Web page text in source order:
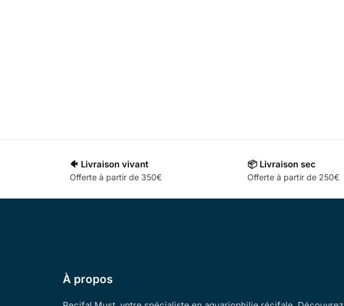
🐠 Livraison vivant
Offerte à partir de 350€
📦 Livraison sec
Offerte à partir de 250€
À propos